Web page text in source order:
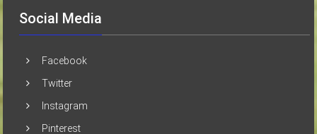
Social Media
Facebook
Twitter
Instagram
Pinterest